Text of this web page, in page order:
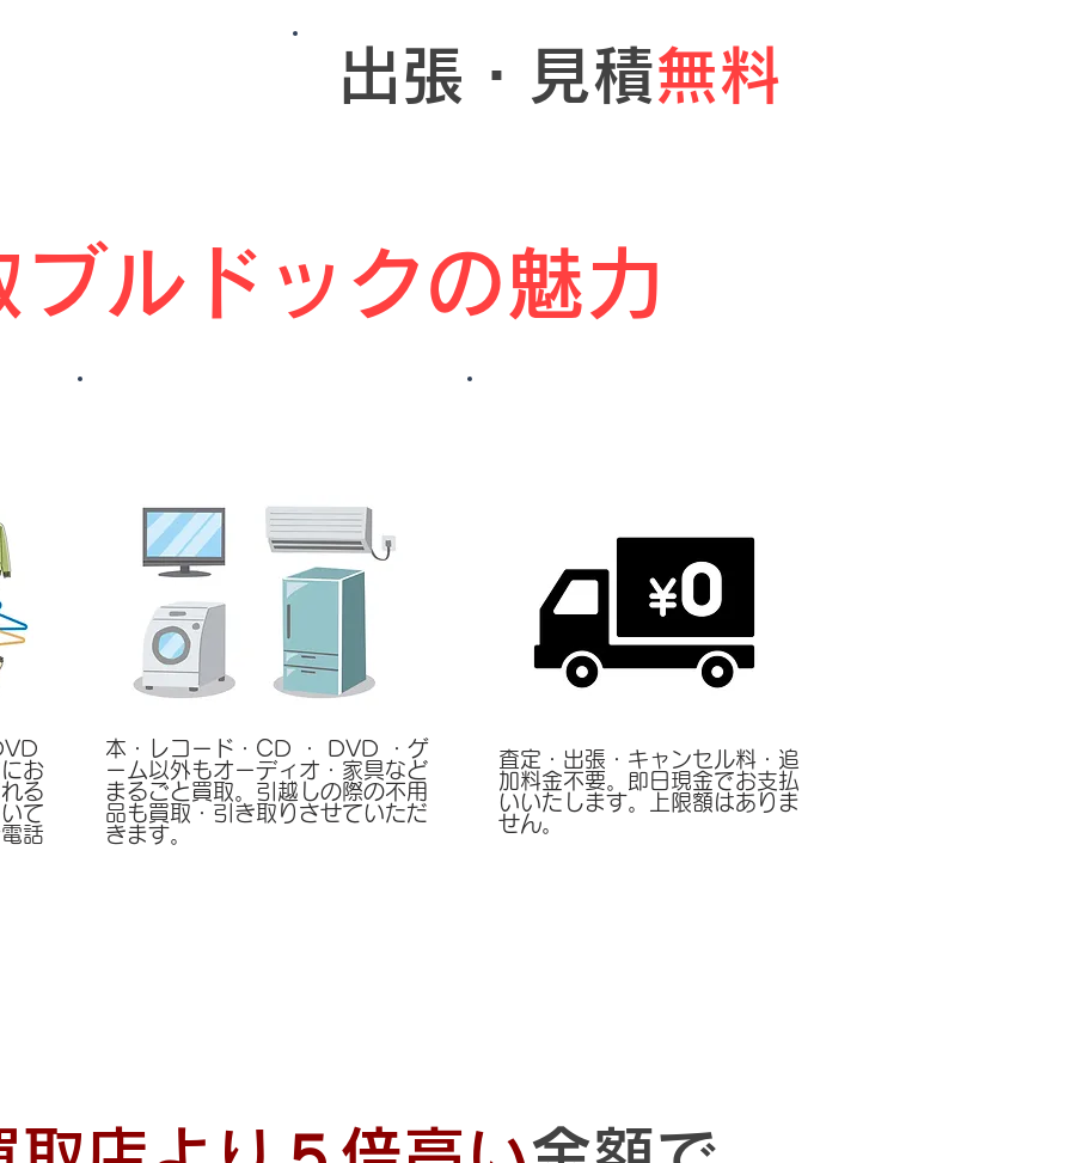
出張・見積無料
ブルドックの魅力
お
る
て
話
本・レコード・CD ・ DVD ・ゲ
ーム以外もオーディオ・家具など
まるごと買取。引越しの際の不用
品も買取・引き取りさせていただ
きます。
査定・出張・キャンセル料・追
加料金不要。即日現金でお支払
いいたします。上限額はありま
せん。